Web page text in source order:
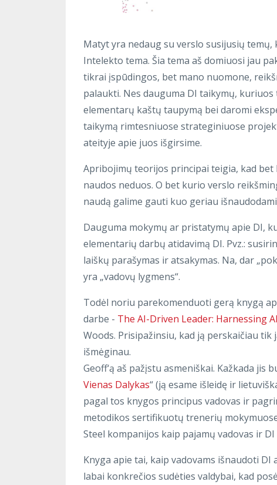
Matyt yra nedaug su verslo susijusių
Intelekto tema. Šia tema aš domiuosi jau
tikrai įspūdingos, bet mano nuomone,
palaukti. Nes dauguma DI taikymų,
elementarų kaštų taupymą bei daromi
taikymą rimtesniuose strateginiuose
ateityje apie juos išgirsime.
Apribojimų teorijos principai teigia, kad
naudos neduos. O bet kurio verslo
naudą galime gauti kuo geriau
Dauguma mokymų ar pristatymų apie DI,
elementarių darbų atidavimą DI. Pvz.:
laiškų parašymas ir atsakymas. Na, dar
yra „vadovų lygmens“.
Todėl noriu parekomenduoti gerą knygą
darbe - The AI-Driven Leader: Harnessing
Woods. Prisipažinsiu, kad ją perskaičiau
išmėginau.
Geoff‘ą aš pažįstu asmeniškai. Kažkada
Vienas Dalykas“ (ją esame išleidę ir
pagal tos knygos principus vadovas ir
metodikos sertifikuotų trenerių
Steel kompanijos kaip pajamų vadovas ir DI
Knyga apie tai, kaip vadovams išnaudoti
labai konkrečios sudėties valdybai, kad